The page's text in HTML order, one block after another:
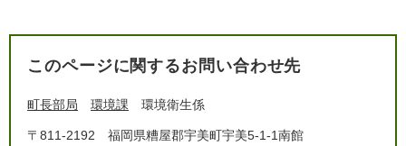
このページに関するお問い合わせ先
町長部局 環境課 環境衛生係
〒811-2192
福岡県糟屋郡宇美町宇美5-1-1南館